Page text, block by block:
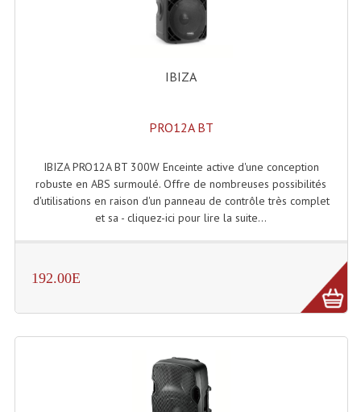
Pieces Détachées Sav
Public-Adress
Accessoires Public-Adress L100V
Enceintes Murales (Ligne 100V 16 - 8 Ohm)
Hp À Chambre De Compression
Sono: Conférences Securité Visite Guidée
Système D'audio Guide
Système D'interprétation Simultanée
IBIZA
PRO12A BT
IBIZA PRO12A BT 300W Enceinte active d'une conception
robuste en ABS surmoulé. Offre de nombreuses possibilités
d'utilisations en raison d'un panneau de contrôle très complet
et sa - cliquez-ici pour lire la suite...
192.00E